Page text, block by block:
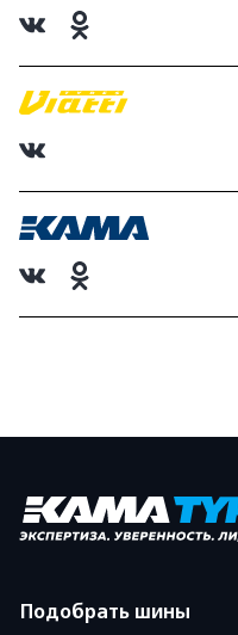
Подобрать шины